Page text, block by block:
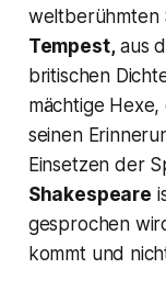
weltberühmten
Tempest,aus
britischen
mächtige
seinen
Einsetzen der
Shakespeare
gesprochen
kommt und